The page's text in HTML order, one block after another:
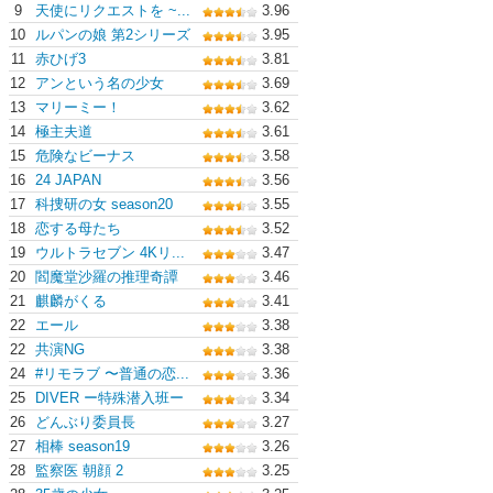
9 天使にリクエストを ~...
3.96
10
ルパンの娘 第2シリーズ
3.95
11
赤ひげ3
3.81
12
アンという名の少女
3.69
13
マリーミー！
3.62
14 極主夫道
3.61
15 危険なビーナス
3.58
16 24 JAPAN
3.56
17 科捜研の女 season20
3.55
18 恋する母たち
3.52
19
ウルトラセブン 4Kリ...
3.47
20
閻魔堂沙羅の推理奇譚
3.46
21
麒麟がくる
3.41
22
エール
3.38
22 共演NG
3.38
24 #リモラブ 〜普通の恋...
3.36
25
DIVER ー特殊潜入班ー
3.34
26
どんぶり委員長
3.27
27 相棒 season19
3.26
28
監察医 朝顔 2
3.25